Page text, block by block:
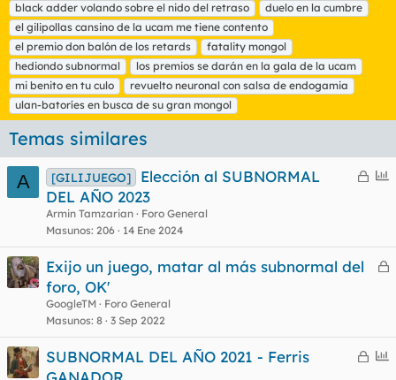
e
t
a
s
black adder volando sobre el nido del retraso
duelo en la cumbre
el gilipollas cansino de la ucam me tiene contento
el premio don balón de los retards
fatality mongol
hediondo subnormal
los premios se darán en la gala de la ucam
mi benito en tu culo
revuelto neuronal con salsa de endogamia
ulan-batoríes en busca de su gran mongol
Temas similares
A
C
a
E
e
s
[GILIJUEGO]
Elección al SUBNORMAL
DEL AÑO 2023
Armin Tamzarian
Foro General
Masunos 206 14 Ene 2024
C
a
d
Exijo un juego, matar al más subnormal del
foro, OK'
GoogleTM
Foro General
Masunos 8 3 Sep 2022
C
E
SUBNORMAL DEL AÑO 2021 - Ferris